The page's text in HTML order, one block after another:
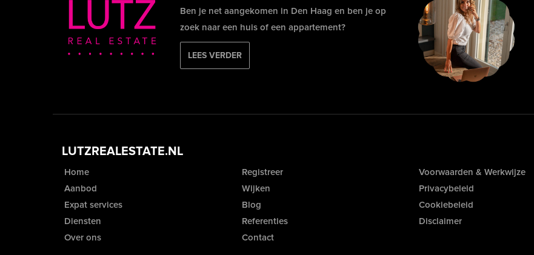
Ben je net aangekomen in Den Haag en ben je op
zoek naar een huis of een appartement?
LEES VERDER
LUTZREALESTATE.NL
Home
Aanbod
Expat services
Diensten
Over ons
Registreer
Wijken
Blog
Referenties
Contact
Voorwaarden & Werkwijze
Privacybeleid
Cookiebeleid
Disclaimer